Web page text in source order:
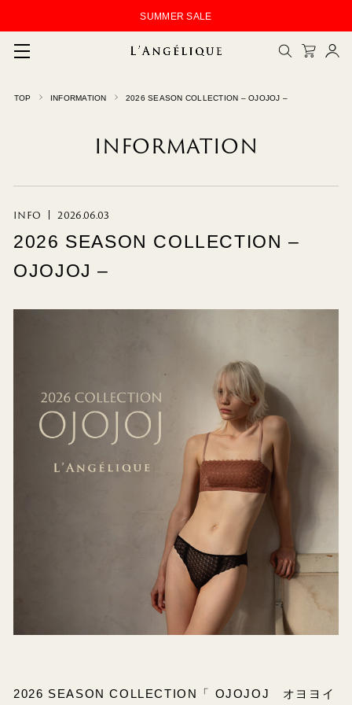
SUMMER SALE
メルマガ登録
ログイン
CLOSE
TOP INFORMATION 2026 SEASON COLLECTION – OJOJOJ –
INFORMATION
INFO 2026.06.03
2026 SEASON COLLECTION –
OJOJOJ –
2026 SEASON COLLECTION「 OJOJOJ オヨヨイ